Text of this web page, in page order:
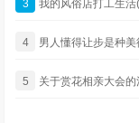
3 我的风俗店打工生活
4 男人懂得让步是种美
5 关于赏花相亲大会